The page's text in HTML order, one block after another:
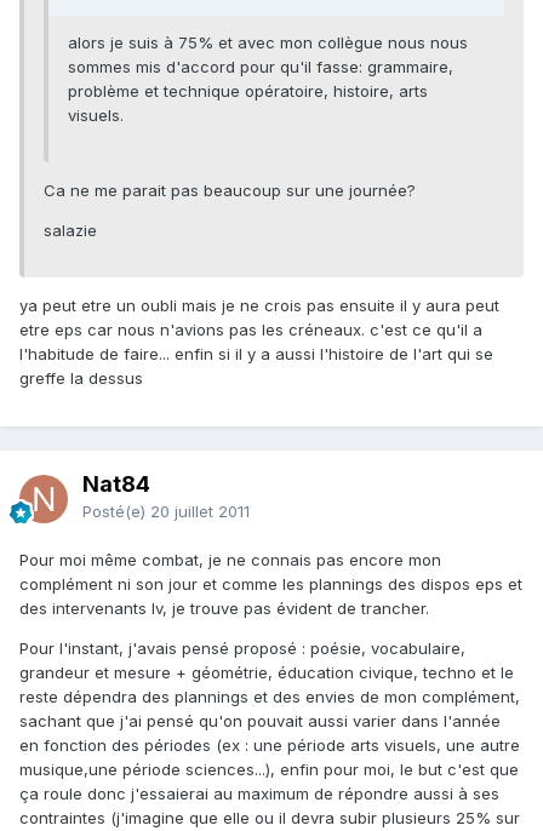
alors je suis à 75% et avec mon collègue nous nous
sommes mis d'accord pour qu'il fasse: grammaire,
problème et technique opératoire, histoire, arts
visuels.
Ca ne me parait pas beaucoup sur une journée?
salazie
ya peut etre un oubli mais je ne crois pas ensuite il y aura peut
etre eps car nous n'avions pas les créneaux. c'est ce qu'il a
l'habitude de faire... enfin si il y a aussi l'histoire de l'art qui se
greffe la dessus
Nat84
Posté(e) 20 juillet 2011
Pour moi même combat, je ne connais pas encore mon
complément ni son jour et comme les plannings des dispos eps et
des intervenants lv, je trouve pas évident de trancher.
Pour l'instant, j'avais pensé proposé : poésie, vocabulaire,
grandeur et mesure + géométrie, éducation civique, techno et le
reste dépendra des plannings et des envies de mon complément,
sachant que j'ai pensé qu'on pouvait aussi varier dans l'année
en fonction des périodes (ex : une période arts visuels, une autre
musique,une période sciences...), enfin pour moi, le but c'est que
ça roule donc j'essaierai au maximum de répondre aussi à ses
contraintes (j'imagine que elle ou il devra subir plusieurs 25% sur